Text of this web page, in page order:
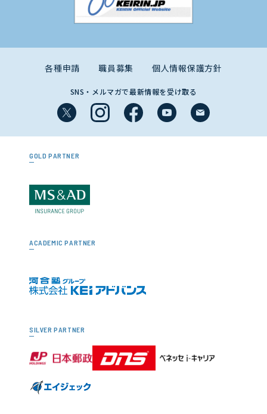
各種申請 職員募集 個人情報保護方針
SNS・メルマガで最新情報を受け取る
GOLD PARTNER
ACADEMIC PARTNER
SILVER PARTNER